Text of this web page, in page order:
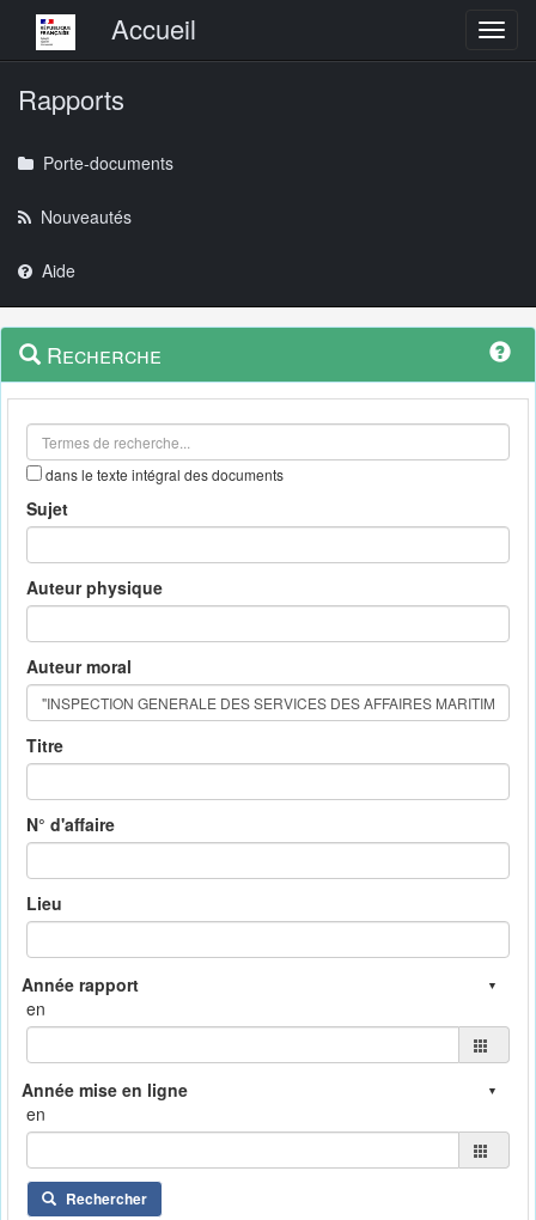
Menu principalAccueil
Rapports
Porte-documents
Nouveautés
Aide
Navigation
outils
Menu
contextuel
Recherche
dans le texte intégral des documents
Sujet
Auteur physique
Auteur moral
Titre
N° d'affaire
Lieu
en
en
Rechercher